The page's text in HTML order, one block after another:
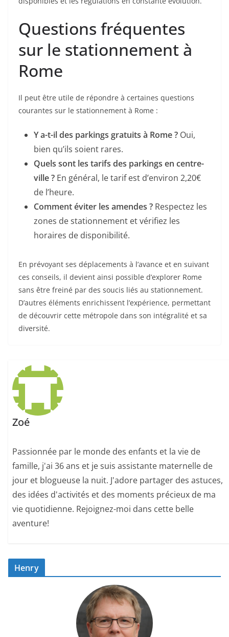
Questions fréquentes
sur le stationnement à
Rome
Il peut être utile de répondre à certaines questions
courantes sur le stationnement à Rome :
Y a-t-il des parkings gratuits à Rome ? Oui,
bien qu’ils soient rares.
Quels sont les tarifs des parkings en centre-
ville ? En général, le tarif est d’environ 2,20€
de l’heure.
Comment éviter les amendes ? Respectez les
zones de stationnement et vérifiez les
horaires de disponibilité.
En prévoyant ses déplacements à l’avance et en suivant
ces conseils, il devient ainsi possible d’explorer Rome
sans être freiné par des soucis liés au stationnement.
D’autres éléments enrichissent l’expérience, permettant
de découvrir cette métropole dans son intégralité et sa
diversité.
Zoé
Passionnée par le monde des enfants et la vie de
famille, j'ai 36 ans et je suis assistante maternelle de
jour et blogueuse la nuit. J'adore partager des astuces,
des idées d'activités et des moments précieux de ma
vie quotidienne. Rejoignez-moi dans cette belle
aventure!
Henry